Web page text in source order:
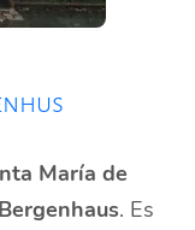
María de
Bergenhaus. Es